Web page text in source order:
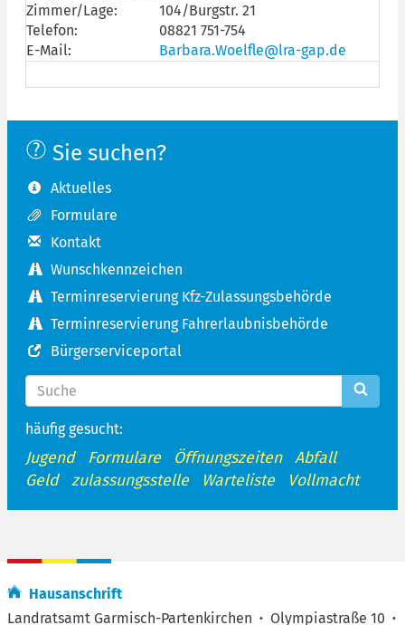
Zimmer/Lage:
104/Burgstr. 21
Telefon:
08821 751-754
E-Mail:
Barbara.Woelfle@lra-gap.de
Sie suchen?
Aktuelles
Formulare
Kontakt
Wunschkennzeichen
Terminreservierung Kfz-Zulassungsbehörde
Terminreservierung Fahrerlaubnisbehörde
Bürgerserviceportal
häufig gesucht:
Jugend Formulare Öffnungszeiten
Abfall
Geld
zulassungsstelle Warteliste Vollmacht
Hausanschrift
Landratsamt Garmisch-Partenkirchen · Olympiastraße 10 ·